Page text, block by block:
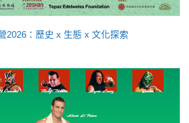
2026：歷史 x 生態 x 文化探索